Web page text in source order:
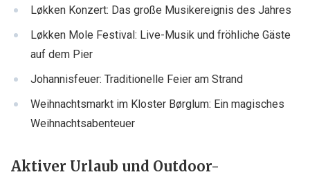
Løkken Konzert: Das große Musikereignis des Jahres
Løkken Mole Festival: Live-Musik und fröhliche Gäste
auf dem Pier
Johannisfeuer: Traditionelle Feier am Strand
Weihnachtsmarkt im Kloster Børglum: Ein magisches
Weihnachtsabenteuer
Aktiver Urlaub und Outdoor-